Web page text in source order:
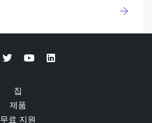
집
제품
무료 지원